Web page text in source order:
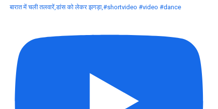
बारात में चली तलवारें,डांस को लेकर झगड़ा,#shortvideo #video #dance